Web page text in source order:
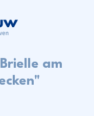
am